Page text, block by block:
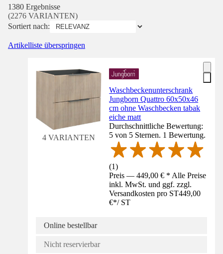
1380 Ergebnisse
(2276 VARIANTEN)
Sortiert nach:
Artikelliste überspringen
4 VARIANTEN
Waschbeckenunterschrank
Jungborn Quattro 60x50x46
cm ohne Waschbecken tabak
eiche matt
Durchschnittliche Bewertung:
5 von 5 Sternen. 1 Bewertung.
(1)
Preis — 449,00 € * Alle Preise
inkl. MwSt. und ggf. zzgl.
Versandkosten pro ST449,00
€*/ ST
Online bestellbar
Nicht reservierbar